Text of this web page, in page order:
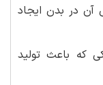
آن در بدن ایجاد
که باعث تولید